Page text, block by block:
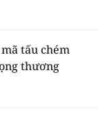
tấu chém
thương